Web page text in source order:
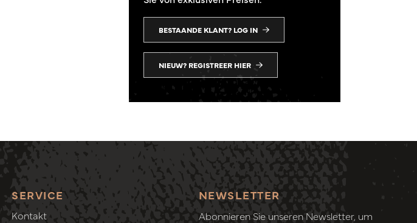
BESTAANDE KLANT? LOG IN
NIEUW? REGISTREER HIER
SERVICE
Kontakt
NEWSLETTER
Abonnieren Sie unseren Newsletter, um